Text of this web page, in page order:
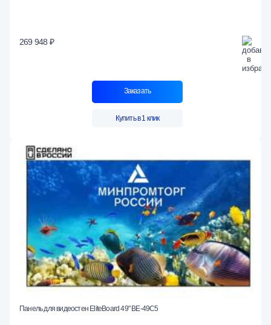
269 948 ₽
Заказать
Купить в 1 клик
Панель для видеостен EliteBoard 49" BE-49C5